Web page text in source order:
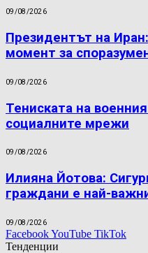
09/08/2026
Президентът на
момент за
09/08/2026
Тениската на
социалните мрежи
09/08/2026
Илияна Йотова:
граждани е най-
09/08/2026
FacebookYouTube TikTok
Тенденции